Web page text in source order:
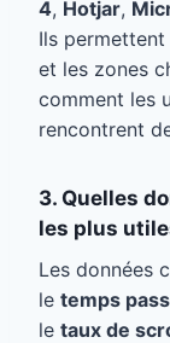
4, Hotjar,
Ils permettent
et les zones
comment les
rencontrent
3. Quelles
les plus
Les données
le temps
le taux de